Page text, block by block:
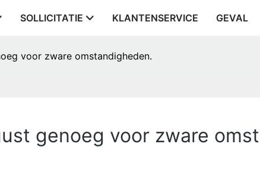
SOLLICITATIE KLANTENSERVICE GEVAL
voor zware omstandigheden.
genoeg voor zware